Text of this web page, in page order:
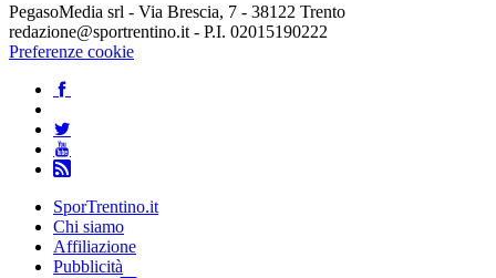
PegasoMedia srl - Via Brescia, 7 - 38122 Trento
redazione@sportrentino.it - P.I. 02015190222
Preferenze cookie
SporTrentino.it
Chi siamo
Affiliazione
Pubblicità